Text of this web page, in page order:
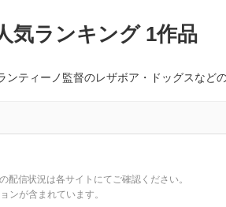
気ランキング 1作品
ティーノ監督のレザボア・ドッグスなどの
信状況は各サイトにてご確認ください。
ンが含まれています。